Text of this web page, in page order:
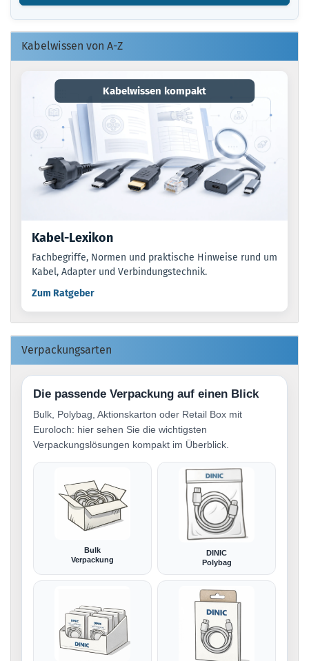
EAN
EIN.
Kabelwissen von A-Z
Kabelwissen kompakt
Kabel-Lexikon
Fachbegriffe, Normen und praktische Hinweise rund um
Kabel, Adapter und Verbindungstechnik.
Zum Ratgeber
Verpackungsarten
Die passende Verpackung auf einen Blick
Bulk, Polybag, Aktionskarton oder Retail Box mit
Euroloch: hier sehen Sie die wichtigsten
Verpackungslösungen kompakt im Überblick.
Bulk
Verpackung
DINIC
Polybag